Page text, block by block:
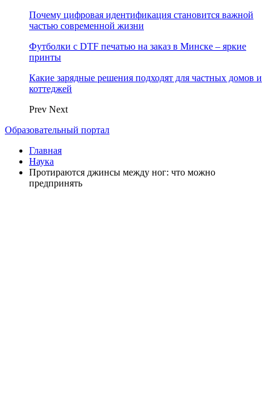
Почему цифровая идентификация становится важной
частью современной жизни
Футболки с DTF печатью на заказ в Минске – яркие
принты
Какие зарядные решения подходят для частных домов и
коттеджей
Prev Next
Образовательный портал
Главная
Наука
Протираются джинсы между ног: что можно
предпринять